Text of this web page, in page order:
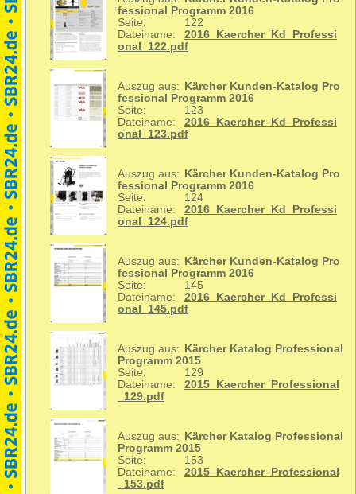
fessional Programm 2016
Seite:
122
Dateiname:
2016_Kaercher_Kd_Professi
onal_122.pdf
Auszug aus:
Kärcher Kunden-Katalog Pro
fessional Programm 2016
Seite:
123
Dateiname:
2016_Kaercher_Kd_Professi
onal_123.pdf
Auszug aus:
Kärcher Kunden-Katalog Pro
fessional Programm 2016
Seite:
124
Dateiname:
2016_Kaercher_Kd_Professi
onal_124.pdf
Auszug aus:
Kärcher Kunden-Katalog Pro
fessional Programm 2016
Seite:
145
Dateiname:
2016_Kaercher_Kd_Professi
onal_145.pdf
Auszug aus:
Kärcher Katalog Professional
Programm 2015
Seite:
129
Dateiname:
2015_Kaercher_Professional
_129.pdf
Auszug aus:
Kärcher Katalog Professional
Programm 2015
Seite:
153
Dateiname:
2015_Kaercher_Professional
_153.pdf